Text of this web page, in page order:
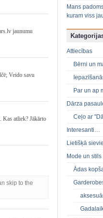
jaunumu
Veido savu
Kas atliek? Jākārto
skip to the
Mans
kuram viss
Attiecības
Bērni un
Par un ap
Dārza
Ceļo ar
Interesanti…
Lietišķā
Mode un stils
Ādas